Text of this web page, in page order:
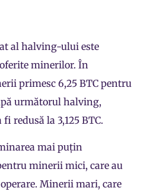
al halving-ului este
oferite minerilor. În
primesc 6,25 BTC pentru
următorul halving,
redusă la 3,125 BTC.
mai puțin
minerii mici, care au
Minerii mari, care